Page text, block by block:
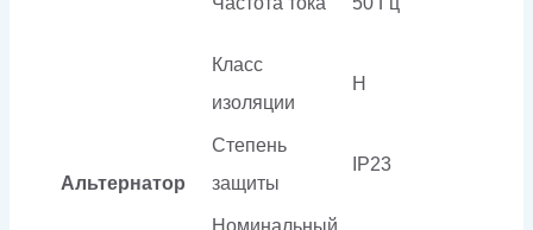
Альтернатор
Класс
изоляции
H
Степень
защиты
IP23
Номинальный